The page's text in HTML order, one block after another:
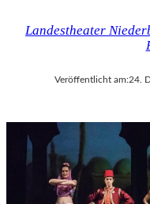
Landestheater
Veröffentlicht am:24.